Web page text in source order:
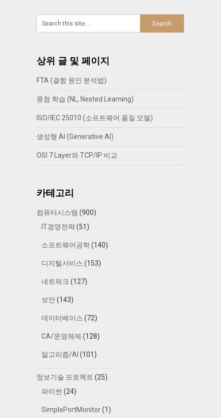
상위 글 및 페이지
FTA (결함 원인 분석법)
중첩 학습 (NL, Nested Learning)
ISO/IEC 25010 (소프트웨어 품질 모델)
생성형 AI (Generative AI)
OSI 7 Layer와 TCP/IP 비교
카테고리
컴퓨터시스템 (900)
IT경영전략(51)
소프트웨어공학(140)
디지털서비스 (153)
네트워크 (127)
보안(143)
데이터베이스 (72)
CA/운영체제 (128)
알고리즘/AI (101)
정보기술 프로젝트 (25)
파이썬 (24)
SimplePortMonitor(1)